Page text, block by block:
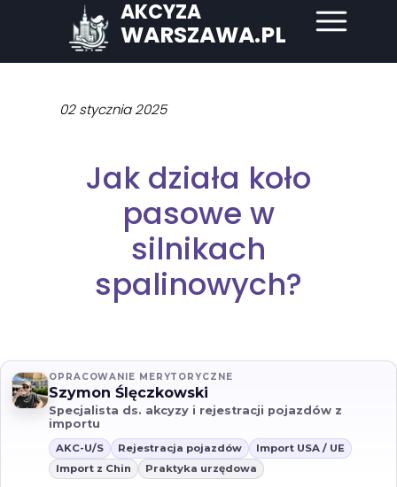
AKCYZA
WARSZAWA.PL
02 stycznia 2025
Jak działa koło
pasowe w
silnikach
spalinowych?
OPRACOWANIE MERYTORYCZNE
Szymon Ślęczkowski
Specjalista ds. akcyzy i rejestracji pojazdów z
importu
AKC-U/S Rejestracja pojazdów
Import USA / UE
Import z Chin
Praktyka urzędowa